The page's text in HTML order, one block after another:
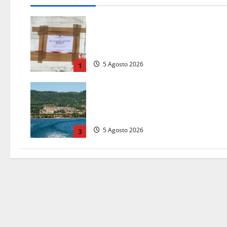
1 5 Agosto 2026
3 5 Agosto 2026